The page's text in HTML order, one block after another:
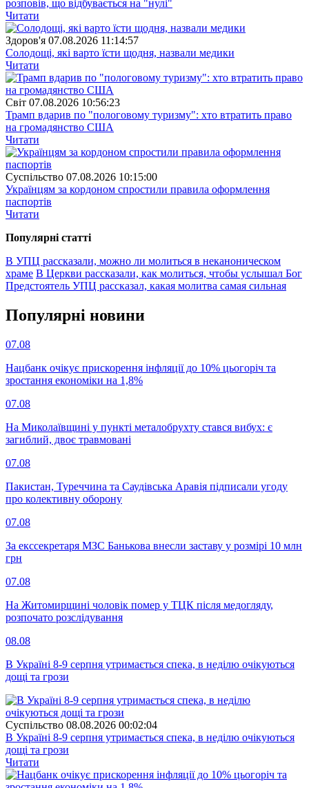
розповів, що відбувається на "нулі"
Читати
Здоров'я 07.08.2026 11:14:57
Солодощі, які варто їсти щодня, назвали медики
Читати
Свiт 07.08.2026 10:56:23
Трамп вдарив по "пологовому туризму": хто втратить право
на громадянство США
Читати
Суспiльство 07.08.2026 10:15:00
Українцям за кордоном спростили правила оформлення
паспортів
Читати
Популярнi статтi
В УПЦ рассказали, можно ли молиться в неканоническом
храме В Церкви рассказали, как молиться, чтобы услышал Бог
Предстоятель УПЦ рассказал, какая молитва самая сильная
Популярнi новини
07.08
Нацбанк очікує прискорення інфляції до 10% цьогоріч та
зростання економіки на 1,8%
07.08
На Миколаївщині у пункті металобрухту стався вибух: є
загиблий, двоє травмовані
07.08
Пакистан, Туреччина та Саудівська Аравія підписали угоду
про колективну оборону
07.08
За екссекретаря МЗС Банькова внесли заставу у розмірі 10 млн
грн
07.08
На Житомирщині чоловік помер у ТЦК після медогляду,
розпочато розслідування
08.08
В Україні 8-9 серпня утримається спека, в неділю очікуються
дощі та грози
Суспiльство 08.08.2026 00:02:04
В Україні 8-9 серпня утримається спека, в неділю очікуються
дощі та грози
Читати